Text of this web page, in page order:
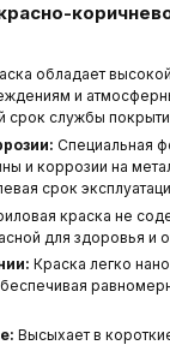
обладает
и
срок службы
Специальная
и коррозии на
срок
краска не
для здоровья
Краска легко
Высыхает в